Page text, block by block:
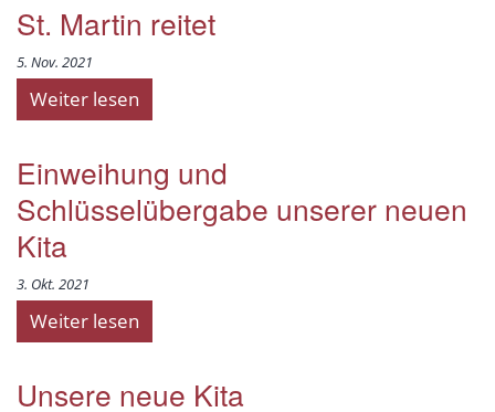
St. Martin reitet
5. Nov. 2021
Weiter lesen
Einweihung und
Schlüsselübergabe unserer neuen
Kita
3. Okt. 2021
Weiter lesen
Unsere neue Kita